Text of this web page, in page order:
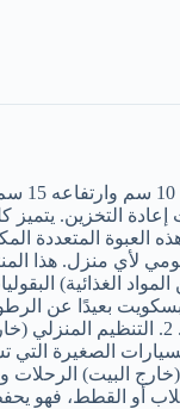
حافظ على
التخزين.
لأي منزل. هذا
إليك بعض الأفكار لاستخداماته، سواء في المطبخ
بعيدًا عن
السهل سحبه من الرفوف العالية في المطبخ واستخدامه أثناء
الصغيرة
لتنظيم بكرات الخيوط، شرائط الستان، أو
أو القطط، فهو يحفظ